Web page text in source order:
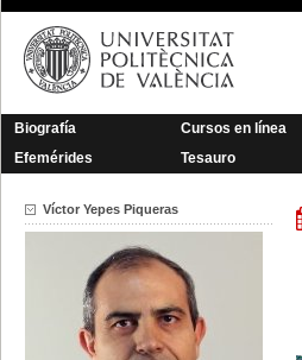
Saltar
contenido
Biografía Cursos en línea
Efemérides
Tesauro
Víctor Yepes Piqueras